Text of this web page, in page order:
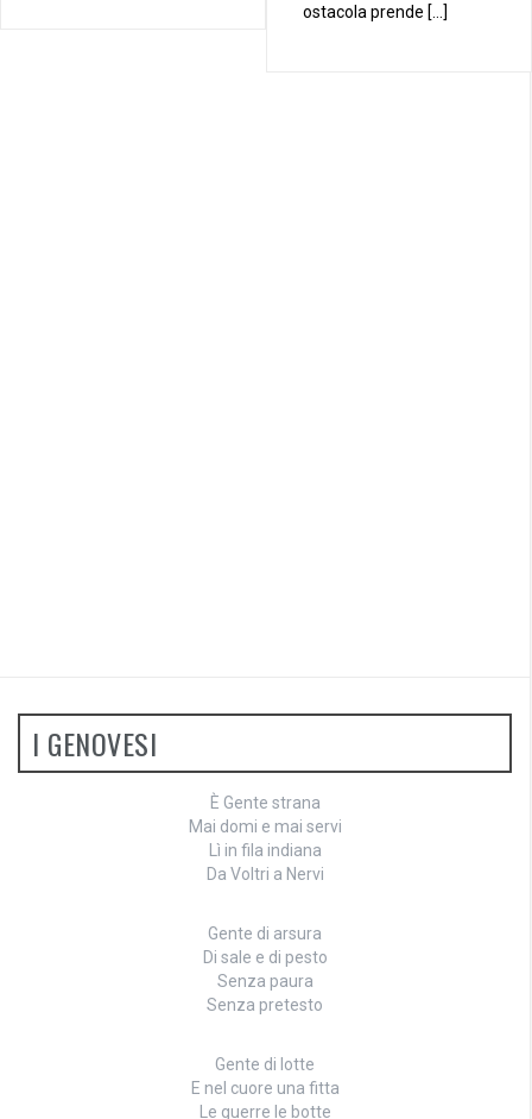
ostacola prende […]
I GENOVESI
È Gente strana
Mai domi e mai servi
Lì in fila indiana
Da Voltri a Nervi
Gente di arsura
Di sale e di pesto
Senza paura
Senza pretesto
Gente di lotte
E nel cuore una fitta
Le guerre le botte